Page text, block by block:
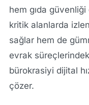
hem gıda güvenliği
kritik alanlarda
sağlar hem de
evrak
bürokrasiyi dijital
çözer.